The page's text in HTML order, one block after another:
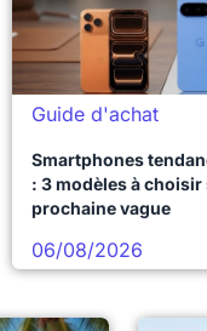
Guide d'achat
Smartphones
: 3 modèles à
prochaine vague
06/08/2026